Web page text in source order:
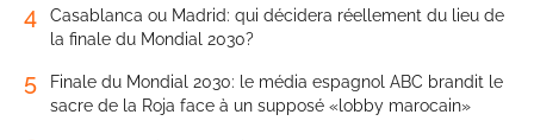
4
Casablanca ou Madrid: qui décidera réellement du lieu de
la finale du Mondial 2030?
5
Finale du Mondial 2030: le média espagnol ABC brandit le
sacre de la Roja face à un supposé «lobby marocain»